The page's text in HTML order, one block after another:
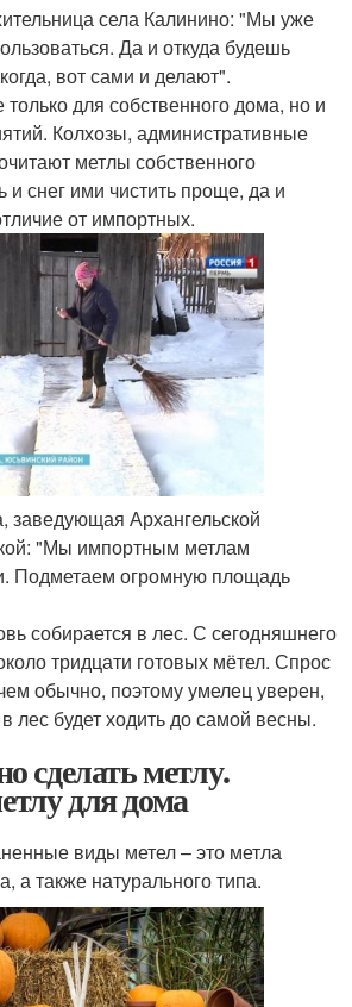
села Калинино: "Мы уже
Да и откуда будешь
вот сами и делают".
для собственного дома, но и
Колхозы, административные
метлы собственного
и снег ими чистить проще, да и
от импортных.
Архангельской
"Мы импортным метлам
Подметаем огромную площадь
собирается в лес. С сегодняшнего
тридцати готовых мётел. Спрос
обычно, поэтому умелец уверен,
лес будет ходить до самой весны.
сделать метлу.
для дома
виды метел – это метла
а также натурального типа.